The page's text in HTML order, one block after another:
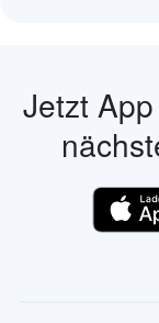
Jetzt